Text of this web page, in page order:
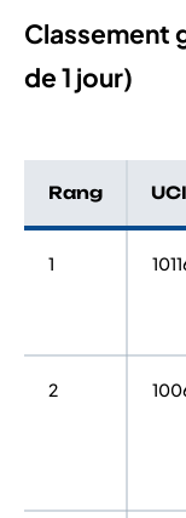
Classement
de 1 jour)
Rang
1
2